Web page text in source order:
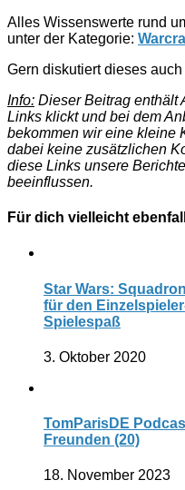
Alles Wissenswerte rund
unter der Kategorie:
Gern diskutiert dieses
Info: Dieser Beitrag enthält
Links klickt und bei dem
bekommen wir eine kleine
dabei keine zusätzlichen
diese Links unsere
beeinflussen.
Für dich vielleicht
Star Wars:
für den
Spielespaß
3. Oktober 2020
TomParisDE
Freunden (20)
18. November 2023